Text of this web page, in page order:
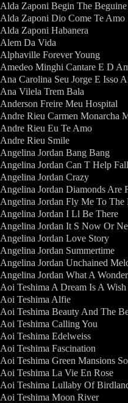
Alda Zaponi Begin The Beguine
Alda Zaponi Dio Come Te Amo
Alda Zaponi Habanera
Alem Da Vida
Alphaville Forever Young
Amedeo Minghi Cantare E D
Ana Carolina Seu Jorge E Isso
Ana Vilela Trem Bala
Anderson Freire Meu Hospital
Andre Rieu Carmen Monarcha
Andre Rieu Eu Te Amo
Andre Rieu Smile
Angelina Jordan Bang Bang
Angelina Jordan Can T Help
Angelina Jordan Crazy
Angelina Jordan Diamonds Are
Angelina Jordan Fly Me To The
Angelina Jordan I Ll Be There
Angelina Jordan It S Now Or
Angelina Jordan Love Story
Angelina Jordan Summertime
Angelina Jordan Unchained
Angelina Jordan What A
Aoi Teshima A Dream Is A
Aoi Teshima Alfie
Aoi Teshima Beauty And The
Aoi Teshima Calling You
Aoi Teshima Edelweiss
Aoi Teshima Fascination
Aoi Teshima Green Mansions
Aoi Teshima La Vie En Rose
Aoi Teshima Lullaby Of
Aoi Teshima Moon River